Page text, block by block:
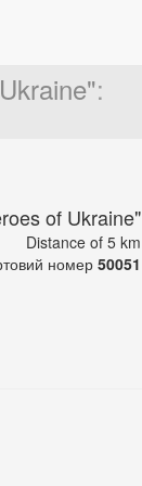
:
of Ukraine"
Distance of 5 km
номер 50051